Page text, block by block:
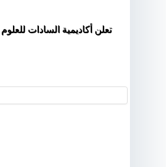
تعلن أكاديمية السادات